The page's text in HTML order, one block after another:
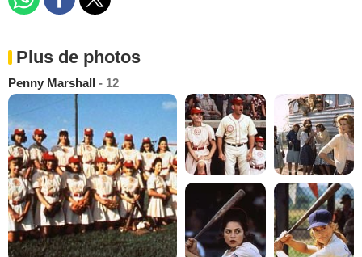
Plus de photos
Penny Marshall - 12